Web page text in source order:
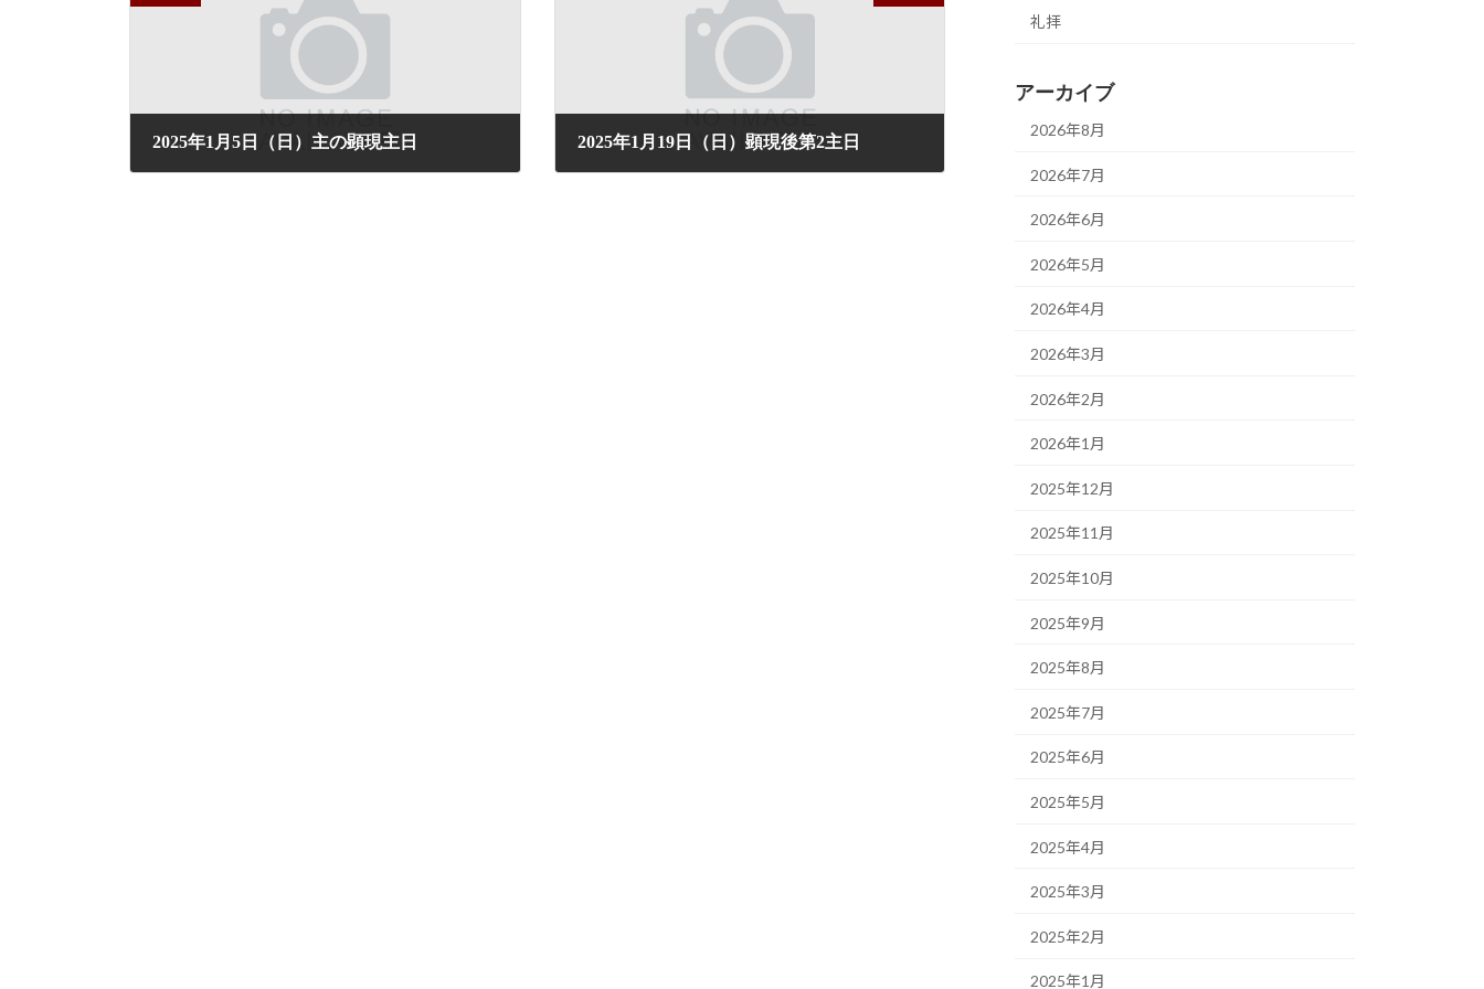
2025年1月5日（日）主の顕現主日 2025年1月19日（日）顕現後第2主日
礼拝
アーカイブ
2026年8月
2026年7月
2026年6月
2026年5月
2026年4月
2026年3月
2026年2月
2026年1月
2025年12月
2025年11月
2025年10月
2025年9月
2025年8月
2025年7月
2025年6月
2025年5月
2025年4月
2025年3月
2025年2月
2025年1月